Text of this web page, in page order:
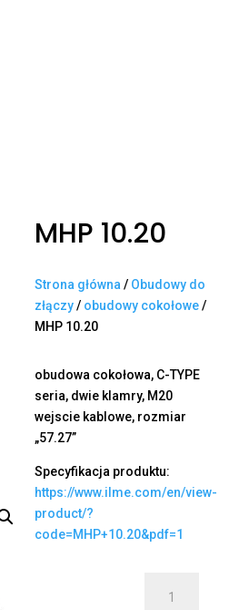
MHP 10.20
Strona główna / Obudowy do
złączy/ obudowy cokołowe/
MHP 10.20
obudowa cokołowa, C-TYPE
seria, dwie klamry, M20
wejscie kablowe, rozmiar
„57.27”
Specyfikacja produktu:
https://www.ilme.com/en/view-
product/?
code=MHP+10.20&pdf=1